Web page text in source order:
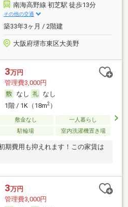
南海高野線 初芝駅 徒歩13分
その他の交通
築33年3ヶ月 / 2階建
大阪府堺市東区大美野
3万円
管理費3,000円
なし
なし
1階 / 1K（18m2）
敷金なし
一人暮らし
駐輪場 室内洗濯機置き場
期費用も抑えれます！この家賃は
3万円
管理費3,000円